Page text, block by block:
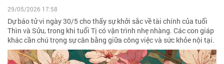
29/05/2026 17:58
Dự báo tử vi ngày 30/5 cho thấy sự khởi sắc về tài chính của tuổi
Thìn và Sửu, trong khi tuổi Tị có vận trình nhẹ nhàng. Các con giáp
khác cần chú trọng sự cân bằng giữa công việc và sức khỏe nội tại.